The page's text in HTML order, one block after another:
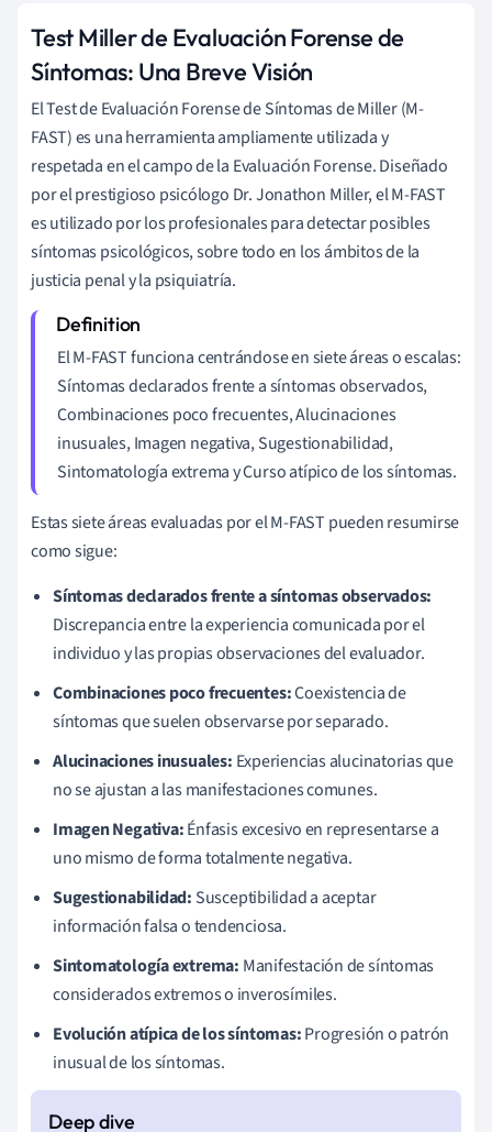
Test Miller de Evaluación Forense de
Síntomas: Una Breve Visión
El Test de Evaluación Forense de Síntomas de Miller (M-
FAST) es una herramienta ampliamente utilizada y
respetada en el campo de la Evaluación Forense. Diseñado
por el prestigioso psicólogo Dr. Jonathon Miller, el M-FAST
es utilizado por los profesionales para detectar posibles
síntomas psicológicos, sobre todo en los ámbitos de la
justicia penal y la psiquiatría.
El M-FAST funciona centrándose en siete áreas o escalas:
Síntomas declarados frente a síntomas observados,
Combinaciones poco frecuentes, Alucinaciones
inusuales, Imagen negativa, Sugestionabilidad,
Sintomatología extrema y Curso atípico de los síntomas.
Estas siete áreas evaluadas por el M-FAST pueden resumirse
como sigue:
Síntomas declarados frente a síntomas observados:
Discrepancia entre la experiencia comunicada por el
individuo y las propias observaciones del evaluador.
Combinaciones poco frecuentes:Coexistencia de
síntomas que suelen observarse por separado.
Alucinaciones inusuales: Experiencias alucinatorias que
no se ajustan a las manifestaciones comunes.
Imagen Negativa:Énfasis excesivo en representarse a
uno mismo de forma totalmente negativa.
Sugestionabilidad: Susceptibilidad a aceptar
información falsa o tendenciosa.
Sintomatología extrema: Manifestación de síntomas
considerados extremos o inverosímiles.
Evolución atípica de los síntomas:Progresión o patrón
inusual de los síntomas.